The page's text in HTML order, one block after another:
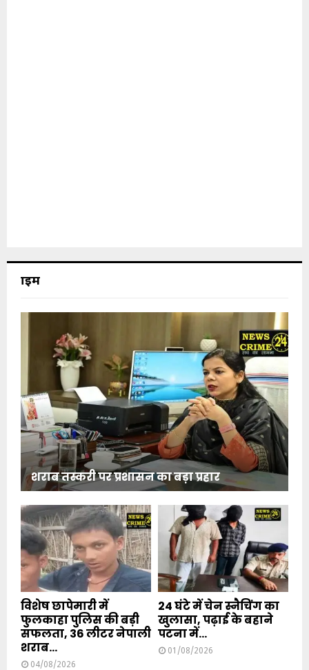
क्राइम
शराब तस्करी पर प्रशासन का बड़ा प्रहार
विशेष छापेमारी में
फुलकाहा पुलिस की बड़ी
सफलता, 36 लीटर नेपाली
शराब...
04/08/2026
24 घंटे में चेन स्नैचिंग का
खुलासा, पढ़ाई के बहाने
पटना में...
01/08/2026